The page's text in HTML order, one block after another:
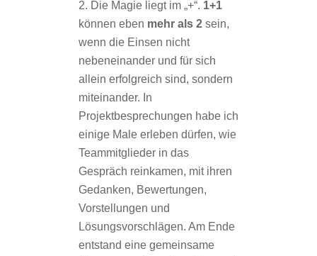
Die Magie liegt im „+“. 1+1
können eben mehr als 2 sein,
wenn die Einsen nicht
nebeneinander und für sich
allein erfolgreich sind, sondern
miteinander. In
Projektbesprechungen habe ich
einige Male erleben dürfen, wie
Teammitglieder in das
Gespräch reinkamen, mit ihren
Gedanken, Bewertungen,
Vorstellungen und
Lösungsvorschlägen. Am Ende
entstand eine gemeinsame